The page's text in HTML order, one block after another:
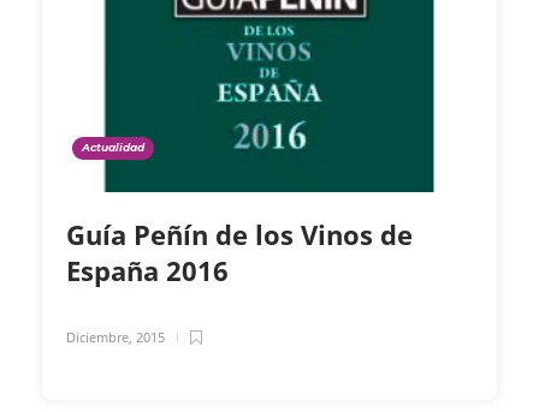
Actualidad
Guía Peñín de los Vinos de
España 2016
Diciembre, 2015